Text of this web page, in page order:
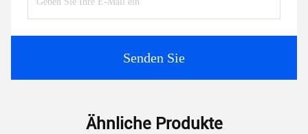
Senden Sie
Ähnliche Produkte